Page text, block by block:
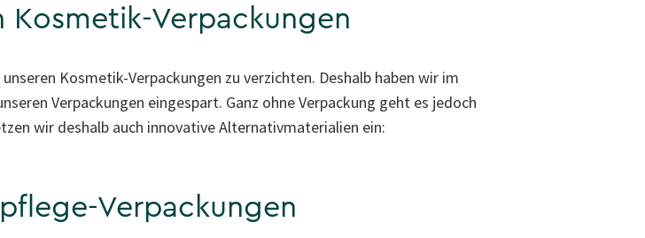
Verpackungen
Kosmetik-Verpackungen zu verzichten. Deshalb haben wir im
Verpackungen eingespart. Ganz ohne Verpackung geht es jedoch
wir deshalb auch innovative Alternativmaterialien ein:
Verpackungen